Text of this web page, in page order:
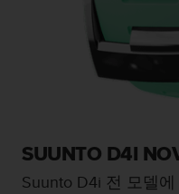
SUUNTO D4I
Suunto D4i 전 모델